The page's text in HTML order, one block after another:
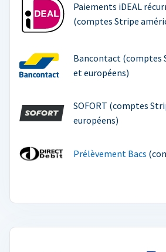
Paiements iDEAL
(comptes Stripe
Bancontact (comptes
et européens)
SOFORT (comptes
européens)
Prélèvement Bacs